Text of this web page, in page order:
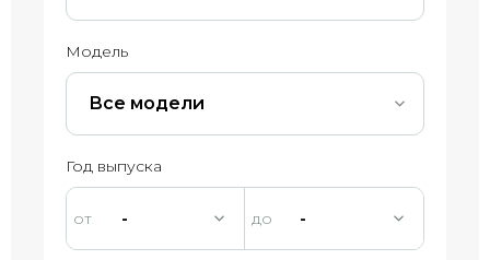
Модель
Все модели
Год выпуска
- -